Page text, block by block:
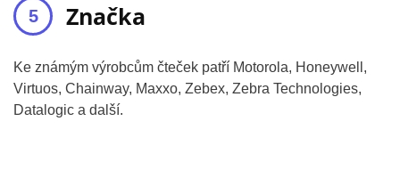
Značka
Ke známým výrobcům čteček patří Motorola, Honeywell,
Virtuos, Chainway, Maxxo, Zebex, Zebra Technologies,
Datalogic a další.